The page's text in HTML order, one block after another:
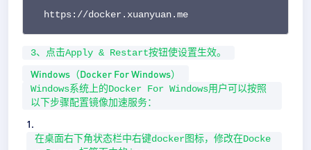
https://docker.xuanyuan.me
3、点击Apply & Restart按钮使设置生效。
Windows（Docker For Windows）
Windows系统上的Docker For Windows用户可以按照
以下步骤配置镜像加速服务：
在桌面右下角状态栏中右键docker图标，修改在Docke